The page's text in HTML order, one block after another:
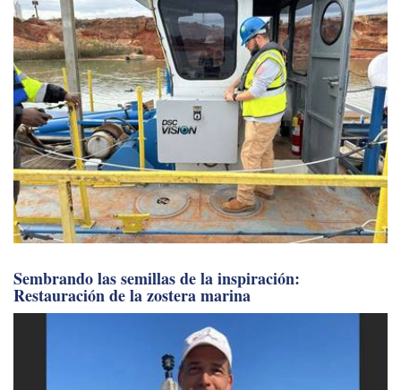
Sembrando las semillas de la inspiración:
Restauración de la zostera marina